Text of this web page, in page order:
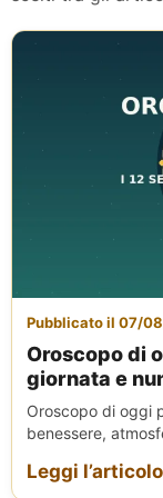
Pubblicato il 07/
Oroscopo di
giornata e
Oroscopo di oggi
benessere,
Leggi l’articolo